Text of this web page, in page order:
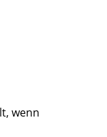
wenn